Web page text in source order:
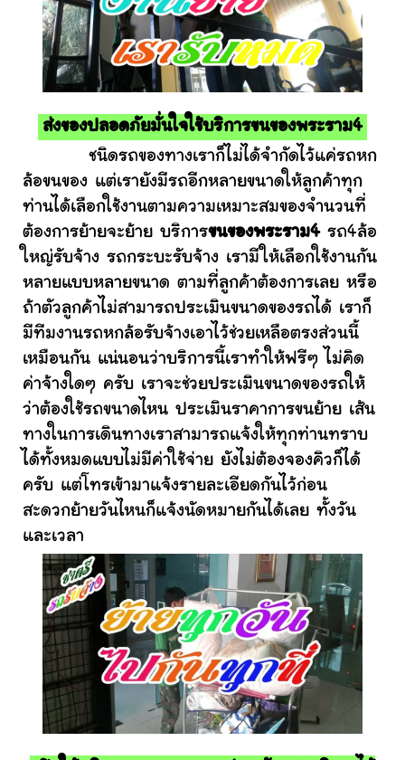
ส่งของปลอดภัยมั่นใจใช้บริการขนของพระราม4
ชนิดรถของทางเราก็ไม่ได้จำกัดไว้แค่รถหก
ล้อขนของ แต่เรายังมีรถอีกหลายขนาดให้ลูกค้าทุก
ท่านได้เลือกใช้งานตามความเหมาะสมของจำนวนที่
ต้องการย้ายจะย้าย บริการขนของพระราม4รถ4ล้อ
ใหญ่รับจ้าง รถกระบะรับจ้าง เรามีให้เลือกใช้งานกัน
หลายแบบหลายขนาด ตามที่ลูกค้าต้องการเลย หรือ
ถ้าตัวลูกค้าไม่สามารถประเมินขนาดของรถได้ เราก็
มีทีมงานรถหกล้อรับจ้างเอาไว้ช่วยเหลือตรงส่วนนี้
เหมือนกัน แน่นอนว่าบริการนี้เราทำให้ฟรีๆ ไม่คิด
ค่าจ้างใดๆ ครับ เราจะช่วยประเมินขนาดของรถให้
ว่าต้องใช้รถขนาดไหน ประเมินราคาการขนย้าย เส้น
ทางในการเดินทางเราสามารถแจ้งให้ทุกท่านทราบ
ได้ทั้งหมดแบบไม่มีค่าใช้จ่าย ยังไม่ต้องจองคิวก็ได้
ครับ แต่โทรเข้ามาแจ้งรายละเอียดกันไว้ก่อน
สะดวกย้ายวันไหนก็แจ้งนัดหมายกันได้เลย ทั้งวัน
และเวลา